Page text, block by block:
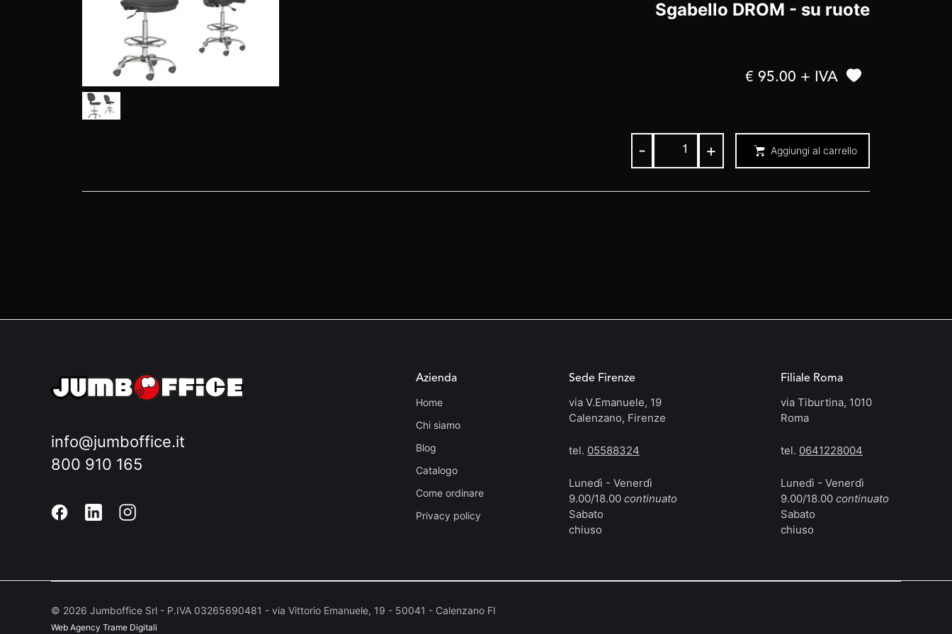
Sgabello DROM - su ruote
€ 95.00 + IVA
- + Aggiungi al carrello
info@jumboffice.it
800 910 165
Azienda
Home
Chi siamo
Blog
Catalogo
Come ordinare
Privacy policy
Sede Firenze
via V.Emanuele, 19
Calenzano, Firenze
tel. 05588324
Lunedì - Venerdì
9.00/18.00 continuato
Sabato
chiuso
Filiale Roma
via Tiburtina, 1010
Roma
tel. 0641228004
Lunedì - Venerdì
9.00/18.00 continuato
Sabato
chiuso
© 2026 Jumboffice Srl - P.IVA 03265690481 - via Vittorio Emanuele, 19 - 50041 - Calenzano FI
Web Agency Trame Digitali